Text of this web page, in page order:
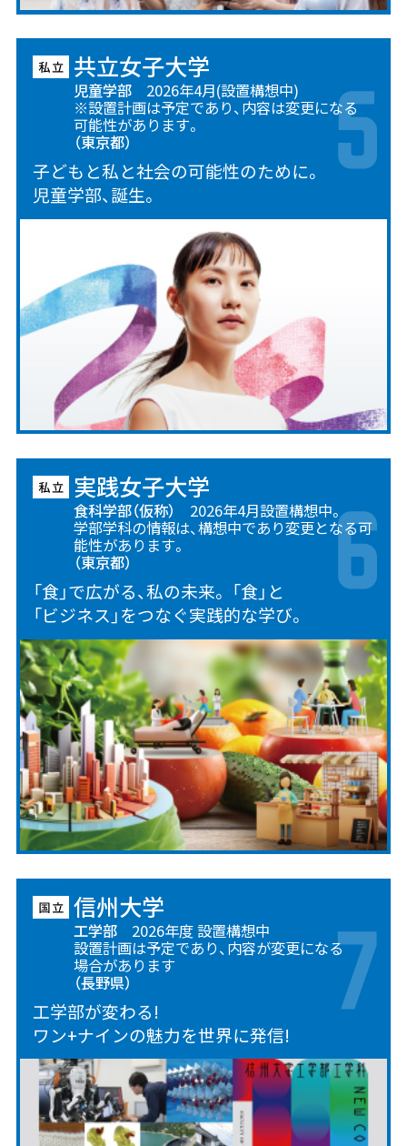
共立女子大学
児童学部 2026年4月(設置構想中)
※設置計画は予定であり、内容は変更になる
可能性があります。
（東京都）
子どもと私と社会の可能性のために。
児童学部、誕生。
実践女子大学
食科学部（仮称） 2026年4月設置構想中。
学部学科の情報は、構想中であり変更となる可
能性があります。
（東京都）
「食」で広がる、私の未来。 「食」と
「ビジネス」をつなぐ実践的な学び。
信州大学
工学部 2026年度 設置構想中
設置計画は予定であり、内容が変更になる
場合があります
（長野県）
工学部が変わる!
ワン+ナインの魅力を世界に発信!